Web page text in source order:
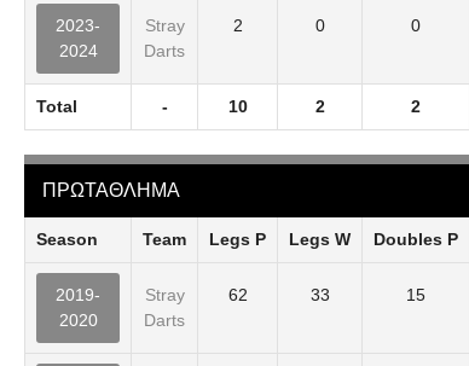
2023-
2024
Stray
Darts
2 0 0
Total - 10 2 2
ΠΡΩΤΑΘΛΗΜΑ
Season Team Legs P Legs W Doubles P
2019-
2020
Stray
Darts
62 33 15